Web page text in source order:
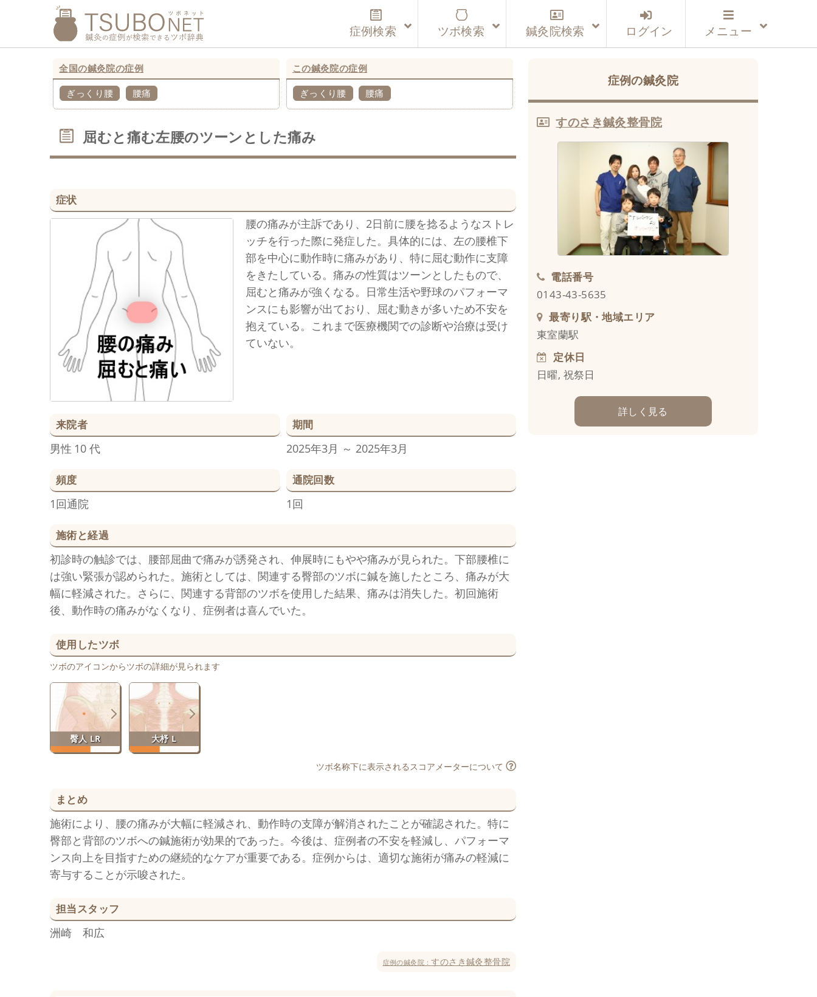
症例検索 ツボ検索 鍼灸院検索 ログイン メニュー
全国の鍼灸院の症例
ぎっくり腰 腰痛
この鍼灸院の症例
ぎっくり腰 腰痛
屈むと痛む左腰のツーンとした痛み
症状
腰の痛みが主訴であり、2日前に腰を捻るようなストレ
ッチを行った際に発症した。具体的には、左の腰椎下
部を中心に動作時に痛みがあり、特に屈む動作に支障
をきたしている。痛みの性質はツーンとしたもので、
屈むと痛みが強くなる。日常生活や野球のパフォーマ
ンスにも影響が出ており、屈む動きが多いため不安を
抱えている。これまで医療機関での診断や治療は受け
ていない。
来院者
男性 10 代
期間
2025年3月 ～ 2025年3月
頻度
1回通院
通院回数
1回
施術と経過
初診時の触診では、腰部屈曲で痛みが誘発され、伸展時にもやや痛みが見られた。下部腰椎に
は強い緊張が認められた。施術としては、関連する臀部のツボに鍼を施したところ、痛みが大
幅に軽減された。さらに、関連する背部のツボを使用した結果、痛みは消失した。初回施術
後、動作時の痛みがなくなり、症例者は喜んでいた。
使用したツボ
ツボのアイコンからツボの詳細が見られます
臀人 LR 大杼 L
ツボ名称下に表示されるスコアメーターについて
まとめ
施術により、腰の痛みが大幅に軽減され、動作時の支障が解消されたことが確認された。特に
臀部と背部のツボへの鍼施術が効果的であった。今後は、症例者の不安を軽減し、パフォーマ
ンス向上を目指すための継続的なケアが重要である。症例からは、適切な施術が痛みの軽減に
寄与することが示唆された。
担当スタッフ
洲崎 和広
症例の鍼灸院：すのさき鍼灸整骨院
症例の鍼灸院
すのさき鍼灸整骨院
電話番号
0143-43-5635
最寄り駅・地域エリア
東室蘭駅
定休日
日曜, 祝祭日
詳しく見る